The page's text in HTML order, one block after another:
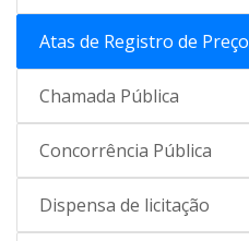
Atas de Registro de Preço
Chamada Pública
Concorrência Pública
Dispensa de licitação